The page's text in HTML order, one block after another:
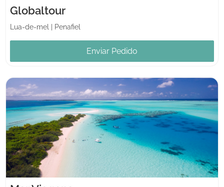
Globaltour
Lua-de-mel Penafiel
Enviar Pedido